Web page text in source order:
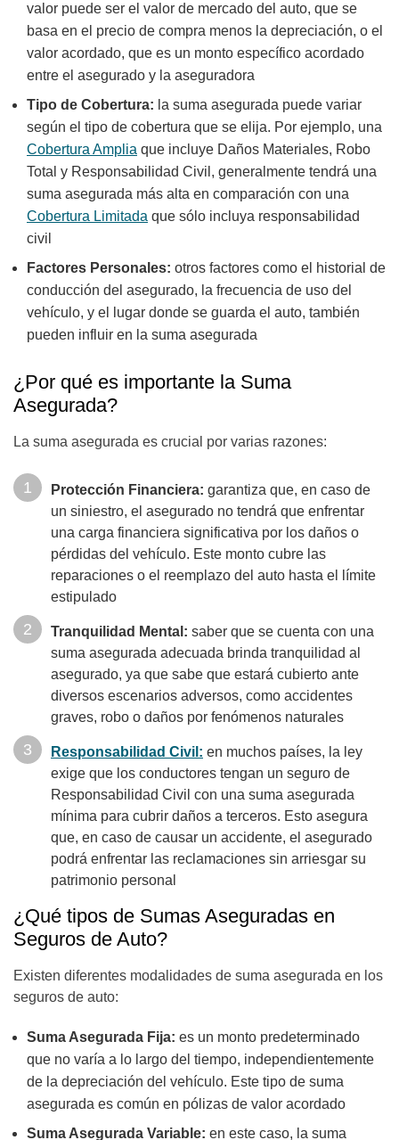
valor puede ser el valor de mercado del auto, que se
basa en el precio de compra menos la depreciación, o el
valor acordado, que es un monto específico acordado
entre el asegurado y la aseguradora
Tipo de Cobertura: la suma asegurada puede variar
según el tipo de cobertura que se elija. Por ejemplo, una
Cobertura Amplia que incluye Daños Materiales, Robo
Total y Responsabilidad Civil, generalmente tendrá una
suma asegurada más alta en comparación con una
Cobertura Limitada que sólo incluya responsabilidad
civil
Factores Personales: otros factores como el historial de
conducción del asegurado, la frecuencia de uso del
vehículo, y el lugar donde se guarda el auto, también
pueden influir en la suma asegurada
¿Por qué es importante la Suma
Asegurada?
La suma asegurada es crucial por varias razones:
Protección Financiera: garantiza que, en caso de
un siniestro, el asegurado no tendrá que enfrentar
una carga financiera significativa por los daños o
pérdidas del vehículo. Este monto cubre las
reparaciones o el reemplazo del auto hasta el límite
estipulado
Tranquilidad Mental: saber que se cuenta con una
suma asegurada adecuada brinda tranquilidad al
asegurado, ya que sabe que estará cubierto ante
diversos escenarios adversos, como accidentes
graves, robo o daños por fenómenos naturales
Responsabilidad Civil: en muchos países, la ley
exige que los conductores tengan un seguro de
Responsabilidad Civil con una suma asegurada
mínima para cubrir daños a terceros. Esto asegura
que, en caso de causar un accidente, el asegurado
podrá enfrentar las reclamaciones sin arriesgar su
patrimonio personal
¿Qué tipos de Sumas Aseguradas en
Seguros de Auto?
Existen diferentes modalidades de suma asegurada en los
seguros de auto:
Suma Asegurada Fija: es un monto predeterminado
que no varía a lo largo del tiempo, independientemente
de la depreciación del vehículo. Este tipo de suma
asegurada es común en pólizas de valor acordado
Suma Asegurada Variable: en este caso, la suma